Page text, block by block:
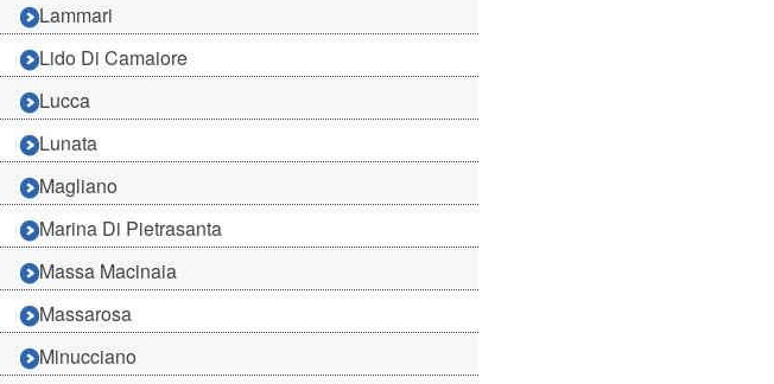
Lammari
Lido Di Camaiore
Lucca
Lunata
Magliano
Marina Di Pietrasanta
Massa Macinaia
Massarosa
Minucciano